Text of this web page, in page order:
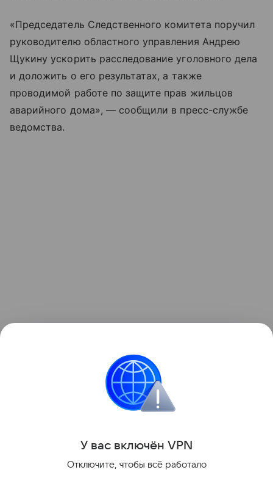
«Председатель Следственного комитета поручил
руководителю областного управления Андрею
Щукину ускорить расследование уголовного дела
и доложить о его результатах, а также
проводимой работе по защите прав жильцов
аварийного дома», — сообщили в пресс-службе
ведомства.
Исполнение поручения поставлено на контроль
в центральном аппарате ведомства.
Поделиться
У вас включён VPN
Отключите, чтобы всё работало